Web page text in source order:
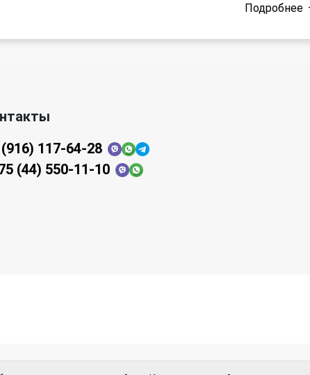
Подробнее
117-64-28
(44) 550-11-10